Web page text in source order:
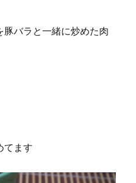
バラと一緒に炒めた肉
てます